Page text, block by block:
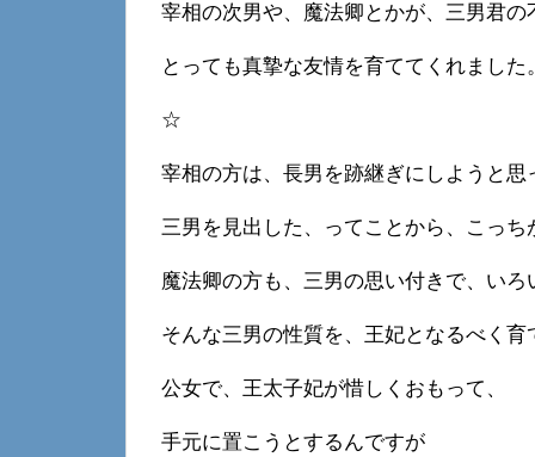
宰相の次男や、魔法卿とかが、三男君
とっても真摯な友情を育ててくれました
☆
宰相の方は、長男を跡継ぎにしようと思
三男を見出した、ってことから、こっ
魔法卿の方も、三男の思い付きで、い
そんな三男の性質を、王妃となるべく育
公女で、王太子妃が惜しくおもって、
手元に置こうとするんですが